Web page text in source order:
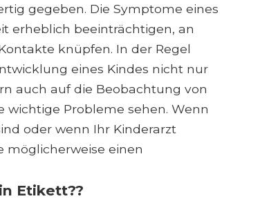
gegeben. Die Symptome eines
erheblich beeinträchtigen, an
knüpfen. In der Regel
eines Kindes nicht nur
auch auf die Beobachtung von
wichtige Probleme sehen. Wenn
oder wenn Ihr Kinderarzt
möglicherweise einen
Etikett??